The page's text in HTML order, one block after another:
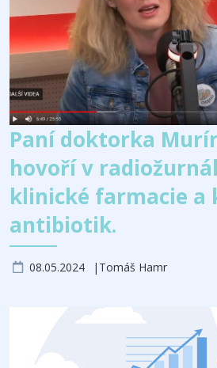
Paní doktorka
hovoří v
klinické farmacie a
antibiotik.
08.05.2024 Tomáš Hamr